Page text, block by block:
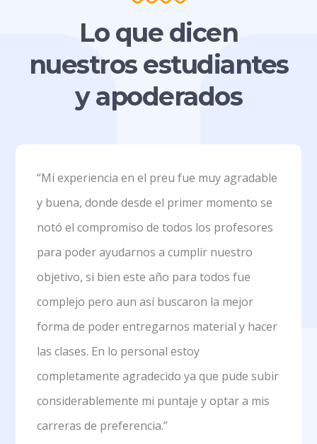
Lo que dicen
nuestros estudiantes
y apoderados
“Mi experiencia en el preu fue muy agradable
y buena, donde desde el primer momento se
notó el compromiso de todos los profesores
para poder ayudarnos a cumplir nuestro
objetivo, si bien este año para todos fue
complejo pero aun así buscaron la mejor
forma de poder entregarnos material y hacer
las clases. En lo personal estoy
completamente agradecido ya que pude subir
considerablemente mi puntaje y optar a mis
carreras de preferencia.”